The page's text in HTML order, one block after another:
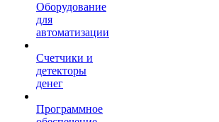
Оборудование
для
автоматизации
Счетчики и
детекторы
денег
Программное